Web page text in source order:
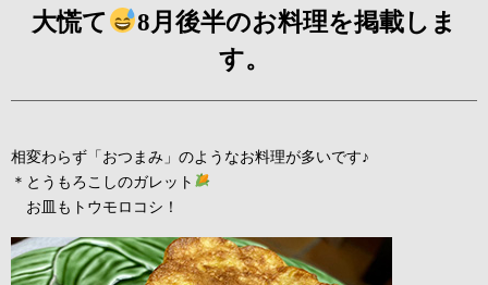
大慌て
8月後半のお料理を掲載しま
す。
相変わらず「おつまみ」のようなお料理が多いです♪
＊とうもろこしのガレット
お皿もトウモロコシ！